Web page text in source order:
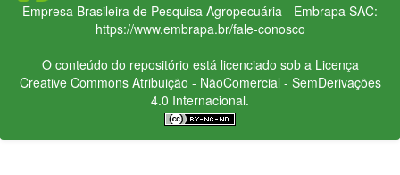
Empresa Brasileira de Pesquisa Agropecuária - Embrapa SAC:
https://www.embrapa.br/fale-conosco
O conteúdo do repositório está licenciado sob a Licença
Creative CommonsAtribuição - NãoComercial - SemDerivações
4.0 Internacional.